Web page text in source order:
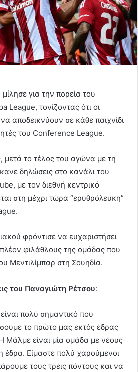
μίλησε για την πορεία του
League, τονίζοντας ότι οι
αποδεικνύουν σε κάθε παιχνίδι
του Conference League.
μετά το τέλος του αγώνα με τη
δηλώσεις στο κανάλι του
με τον διεθνή κεντρικό
στη μέχρι τώρα “ερυθρόλευκη”
φρόντισε να ευχαριστήσει
φιλάθλους της ομάδας που
Μεντιλίμπαρ στη Σουηδία.
του Παναγιώτη Ρέτσου:
πολύ σημαντικό που
το πρώτο μας εκτός έδρας
Μάλμε είναι μία ομάδα με νέους
έδρα. Είμαστε πολύ χαρούμενοι
τους τρεις πόντους και να